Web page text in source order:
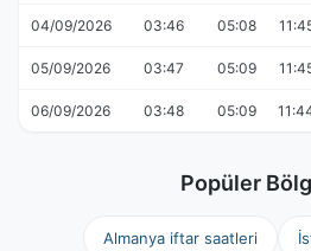
04/09/2026 03:46 05:08
05/09/2026 03:47 05:09
06/09/2026 03:48 05:09
Popüler
Almanya iftar saatleri